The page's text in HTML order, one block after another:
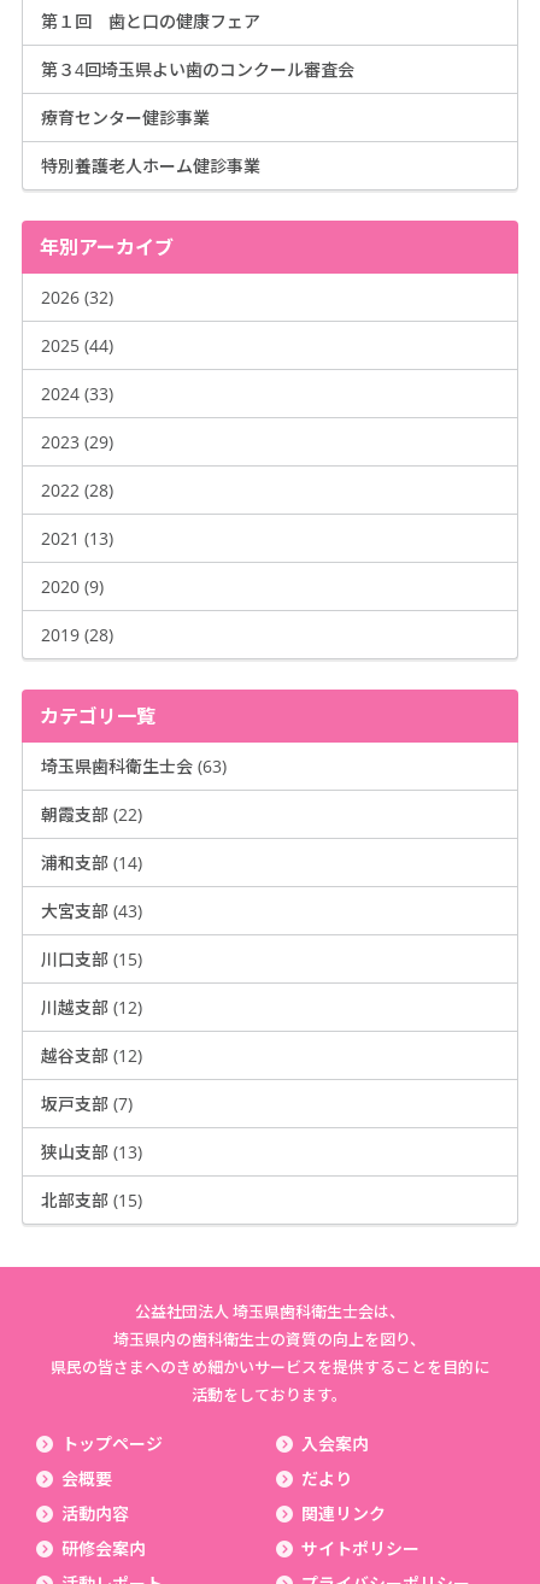
第１回 歯と口の健康フェア
第３4回埼玉県よい歯のコンクール審査会
療育センター健診事業
特別養護老人ホーム健診事業
年別アーカイブ
2026 (32)
2025 (44)
2024 (33)
2023 (29)
2022 (28)
2021 (13)
2020 (9)
2019 (28)
カテゴリ一覧
埼玉県歯科衛生士会 (63)
朝霞支部 (22)
浦和支部 (14)
大宮支部 (43)
川口支部 (15)
川越支部 (12)
越谷支部 (12)
坂戸支部 (7)
狭山支部 (13)
北部支部 (15)
公益社団法人 埼玉県歯科衛生士会は、
埼玉県内の歯科衛生士の資質の向上を図り、
県民の皆さまへのきめ細かいサービスを提供することを目的に
活動をしております。
トップページ
会概要
活動内容
研修会案内
入会案内
だより
関連リンク
サイトポリシー